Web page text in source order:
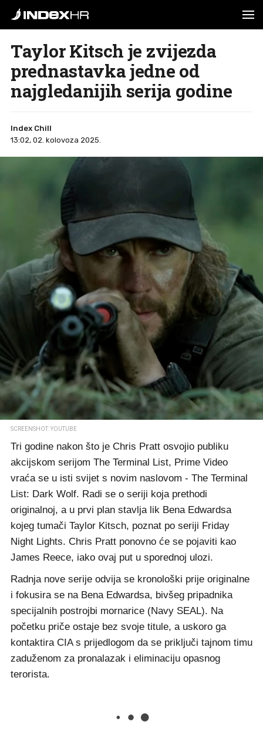
Taylor Kitsch je zvijezda
prednastavka jedne od
najgledanijih serija godine
Index Chill
13:02, 02. kolovoza 2025.
SCREENSHOT: YOUTUBE
Tri godine nakon što je Chris Pratt osvojio publiku
akcijskom serijom The Terminal List, Prime Video
vraća se u isti svijet s novim naslovom - The Terminal
List: Dark Wolf. Radi se o seriji koja prethodi
originalnoj, a u prvi plan stavlja lik Bena Edwardsa
kojeg tumači Taylor Kitsch, poznat po seriji Friday
Night Lights. Chris Pratt ponovno će se pojaviti kao
James Reece, iako ovaj put u sporednoj ulozi.
Radnja nove serije odvija se kronološki prije originalne
i fokusira se na Bena Edwardsa, bivšeg pripadnika
specijalnih postrojbi mornarice (Navy SEAL). Na
početku priče ostaje bez svoje titule, a uskoro ga
kontaktira CIA s prijedlogom da se priključi tajnom timu
zaduženom za pronalazak i eliminaciju opasnog
terorista.